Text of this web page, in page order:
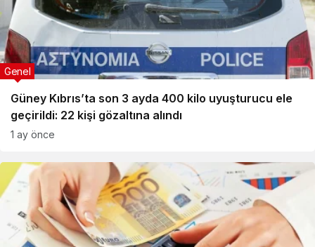
Güney Kıbrıs’ta son 3 ayda 400 kilo uyuşturucu ele
geçirildi: 22 kişi gözaltına alındı
Genel
1 ay önce